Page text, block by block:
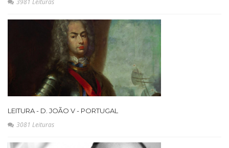
3981 Leituras
LEITURA - D. JOÃO V - PORTUGAL
3081 Leituras